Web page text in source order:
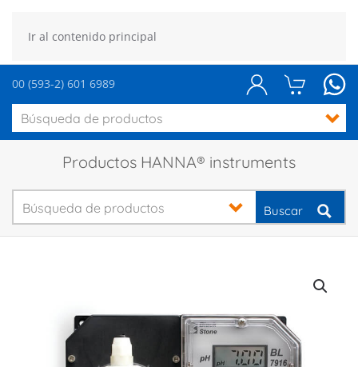
Ir al contenido principal
00 (593-2) 601 6989
Productos HANNA® instruments
Buscar